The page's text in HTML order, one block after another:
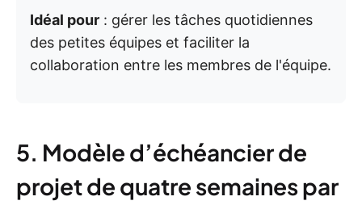
Idéal pour : gérer les tâches quotidiennes
des petites équipes et faciliter la
collaboration entre les membres de l'équipe.
5. Modèle d’échéancier de
projet de quatre semaines par